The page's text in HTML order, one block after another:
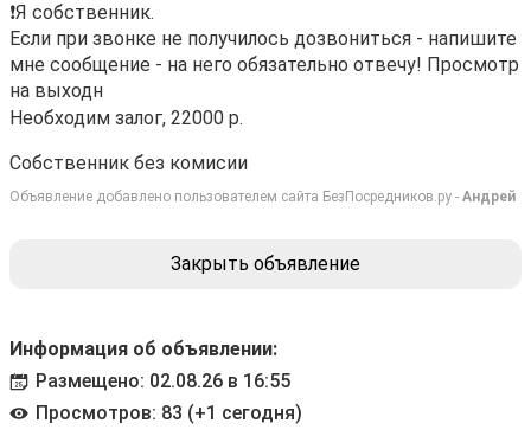
❗️Я собственник.
Если при звонке не получилось дозвониться - напишите
мне сообщение - на него обязательно отвечу! Просмотр
на выходн
Необходим залог, 22000 р.
Собственник без комисии
Объявление добавлено пользователем сайта БезПосредников.ру - Андрей
Закрыть объявление
Информация об объявлении:
Размещено: 02.08.26 в 16:55
Просмотров: 83 (+1 сегодня)